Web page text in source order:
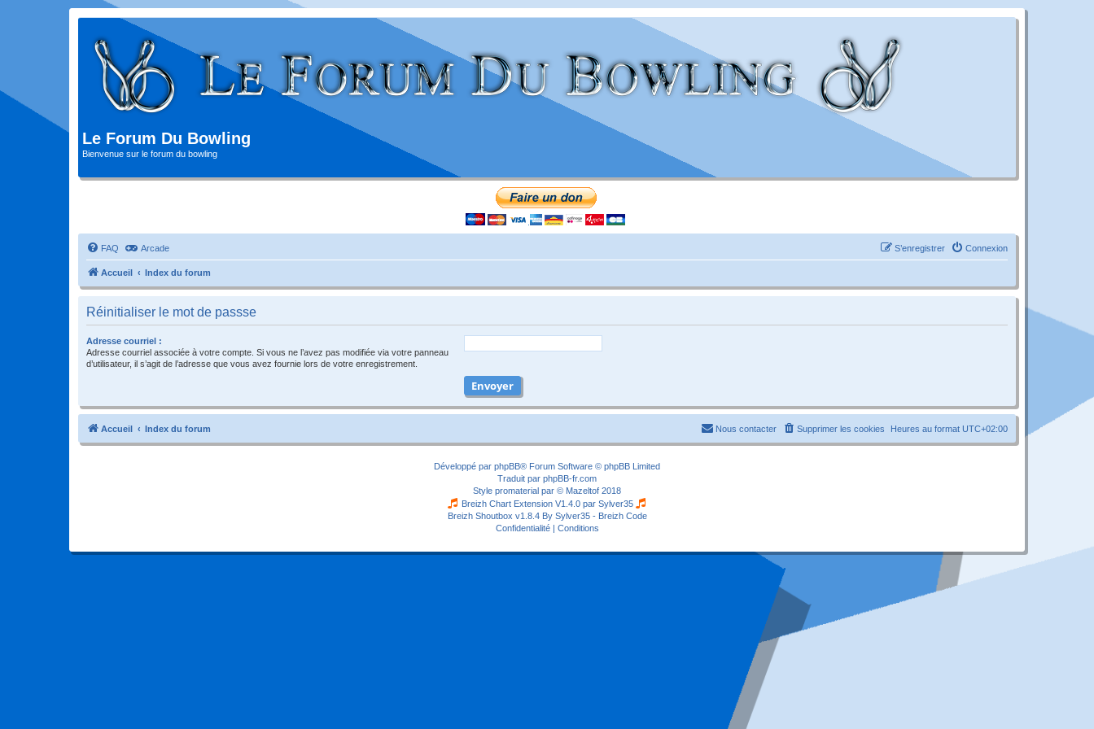
Le Forum Du Bowling
Bienvenue sur le forum du bowling
FAQ Arcade Connexion
S’enregistrer
Accueil Index du forum
Réinitialiser le mot de passse
Adresse courriel :
Adresse courriel associée à votre compte. Si vous ne l’avez pas modifiée via votre panneau
d’utilisateur, il s’agit de l’adresse que vous avez fournie lors de votre enregistrement.
Accueil Index du forum Heures au format UTC+02:00
Supprimer les cookies
Nous contacter
Développé par phpBB® Forum Software © phpBB Limited
Traduit par phpBB-fr.com
Style promaterial par © Mazeltof 2018
Breizh Chart Extension V1.4.0 par Sylver35
Breizh Shoutbox v1.8.4 By Sylver35 - Breizh Code
Confidentialité| Conditions